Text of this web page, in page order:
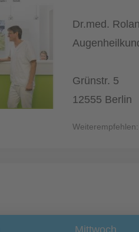
Dr.med.
Grünstr. 5
12555 Berlin
Weiterempfehlen:
Mittwoch